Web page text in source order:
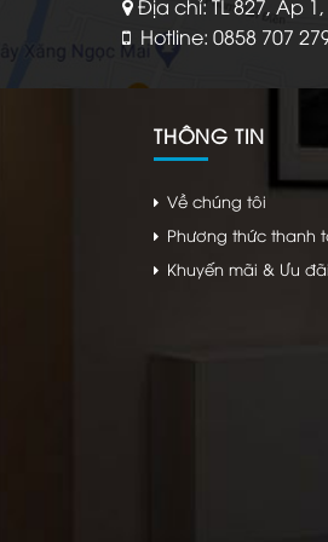
Địa chỉ: TL 827, Ấp
Hotline: 0858 707
THÔNG TIN
Về chúng tôi
Phương thức thanh
Khuyến mãi & Ưu đãi